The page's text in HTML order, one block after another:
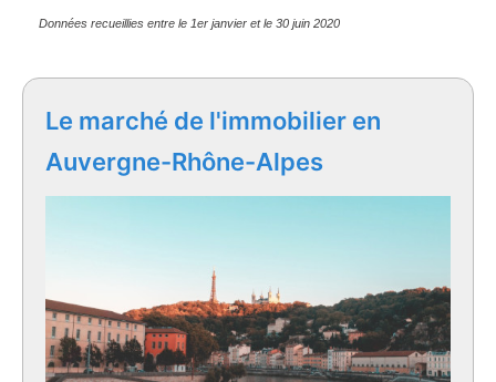
Données recueillies entre le 1er janvier et le 30 juin 2020
Le marché de l'immobilier en
Auvergne-Rhône-Alpes